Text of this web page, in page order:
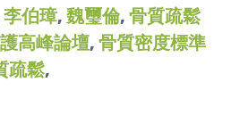
李伯璋, 魏璽倫, 骨質疏鬆
高峰論壇, 骨質密度標準
疏鬆,